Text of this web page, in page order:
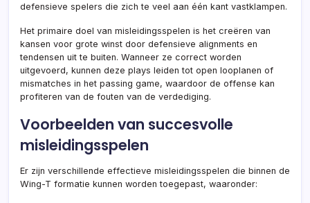
defensieve spelers die zich te veel aan één kant vastklampen.
Het primaire doel van misleidingsspelen is het creëren van
kansen voor grote winst door defensieve alignments en
tendensen uit te buiten. Wanneer ze correct worden
uitgevoerd, kunnen deze plays leiden tot open looplanen of
mismatches in het passing game, waardoor de offense kan
profiteren van de fouten van de verdediging.
Voorbeelden van succesvolle
misleidingsspelen
Er zijn verschillende effectieve misleidingsspelen die binnen de
Wing-T formatie kunnen worden toegepast, waaronder: